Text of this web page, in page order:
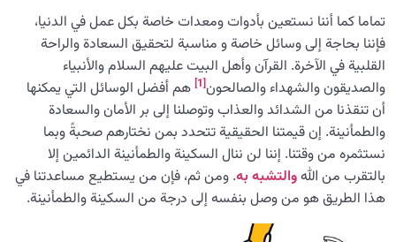
تماما كما أننا نستعين بأدوات ومعدات خاصة بكل عمل في الدنيا،
فإننا بحاجة إلى وسائل خاصة و مناسبة لتحقيق السعادة والراحة
القلبية في الآخرة. القرآن وأهل البيت عليهم السلام والأنبياء
والصديقون والشهداء والصالحون[1]
هم أفضل الوسائل التي يمكنها
أن تنقذنا من الشدائد والعذاب وتوصلنا إلى بر الأمان والسعادة
والطمأنينة. إن قيمتنا الحقيقية تتحدد بمن نختارهم صحبةً وبما
نستثمره من وقتنا. إننا لن ننال السكينة والطمأنينة الدائمين إلا
بالتقرب من اللهوالتشبه به. ومن ثم، فإن من يستطيع مساعدتنا في
هذا الطريق هو من وصل بنفسه إلى درجة من السكينة والطمأنينة.